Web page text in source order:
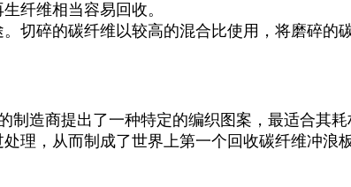
纤维相当容易回收。
切碎的碳纤维以较高的混合比使用，将磨碎
造商提出了一种特定的编织图案，最适合其耗
理，从而制成了世界上第一个回收碳纤维冲浪